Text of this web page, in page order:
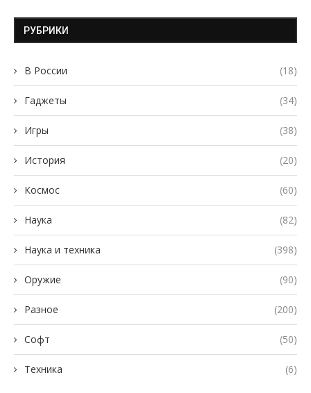
РУБРИКИ
В России (18)
Гаджеты (34)
Игры (38)
История (20)
Космос (60)
Наука (82)
Наука и техника (398)
Оружие (90)
Разное (200)
Софт (50)
Техника (6)